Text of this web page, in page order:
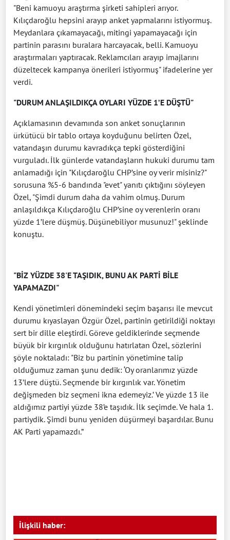
"Beni kamuoyu araştırma şirketi sahipleri arıyor.
Kılıçdaroğlu hepsini arayıp anket yapmalarını istiyormuş.
Meydanlara çıkamayacağı, mitingi yapamayacağı için
partinin parasını buralara harcayacak, belli. Kamuoyu
araştırmaları yaptıracak. Reklamcıları arayıp imajlarını
düzeltecek kampanya önerileri istiyormuş" ifadelerine yer
verdi.
"DURUM ANLAŞILDIKÇA OYLARI YÜZDE 1’E DÜŞTÜ"
Açıklamasının devamında son anket sonuçlarının
ürkütücü bir tablo ortaya koyduğunu belirten Özel,
vatandaşın durumu kavradıkça tepki gösterdiğini
vurguladı. İlk günlerde vatandaşların hukuki durumu tam
anlamadığı için "Kılıçdaroğlu CHP’sine oy verir misiniz?"
sorusuna %5-6 bandında "evet" yanıtı çıktığını söyleyen
Özel, "Şimdi durum daha da vahim olmuş. Durum
anlaşıldıkça Kılıçdaroğlu CHP’sine oy verenlerin oranı
yüzde 1’lere düşmüş. Düşünebiliyor musunuz!" şeklinde
konuştu.
"BİZ YÜZDE 38'E TAŞIDIK, BUNU AK PARTİ BİLE
YAPAMAZDI"
Kendi yönetimleri dönemindeki seçim başarısı ile mevcut
durumu kıyaslayan Özgür Özel, partinin getirildiği noktayı
sert bir dille eleştirdi. Göreve geldiklerinde seçmende
büyük bir kırgınlık olduğunu hatırlatan Özel, sözlerini
şöyle noktaladı: "Biz bu partinin yönetimine talip
olduğumuz zaman şunu dedik: ‘Oy oranlarımız yüzde
13’lere düştü. Seçmende bir kırgınlık var. Yönetim
değişmeden biz seçmeni ikna edemeyiz.’ Ve yüzde 13 ile
aldığımız partiyi yüzde 38’e taşıdık. İlk seçimde. Ve hala 1.
partiydik. Şimdi bunu yeniden düşürmeyi başardılar. Bunu
AK Parti yapamazdı.”
İlişkili haber: